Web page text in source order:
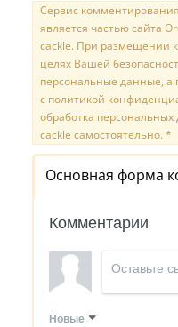
Сервис
является частью сайта
cackle. При размещении
целях Вашей
персональные данные, а
с политикой
обработка
cackle самостоятельно. *
Основная форма
Комментарии
Новые